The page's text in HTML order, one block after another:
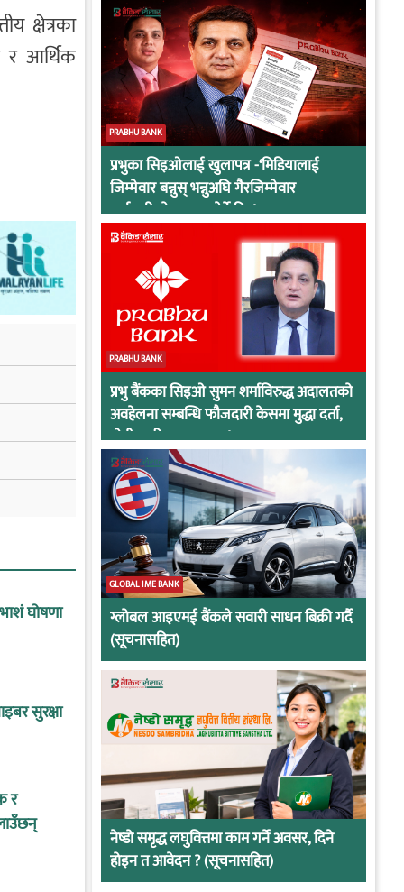
क्षेत्रका
र आर्थिक
घोषणा
सुरक्षा
र
PRABHU BANK
प्रभुका सिइओलाई खुलापत्र -‘मिडियालाई
जिम्मेवार बन्नुस् भन्नुअघि गैरजिम्मेवार
कर्मचारीको व्यवहार हेर्ने कि !
PRABHU BANK
प्रभु बैंकका सिइओ सुमन शर्माविरुद्ध अदालतको
अवहेलना सम्बन्धि फौजदारी केसमा मुद्धा दर्ता,
दोषी ठहरिए जान्छ पद !
GLOBAL IME BANK
ग्लोबल आइएमई बैंकले सवारी साधन बिक्री गर्दै
(सूचनासहित)
नेष्डो समृद्ध लघुवित्तमा काम गर्ने अवसर, दिने
होइन त आवेदन ? (सूचनासहित)